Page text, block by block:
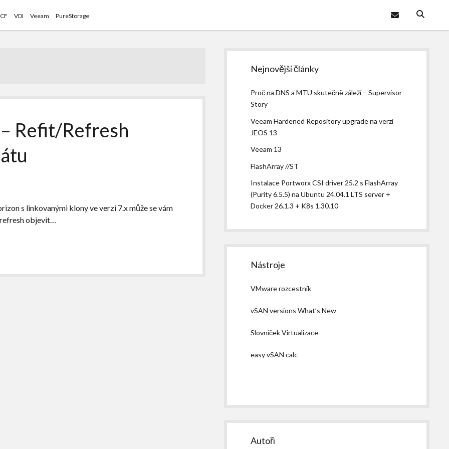
VDI Veeam PureStorage email
Refit/Refresh
s linkovanými klony ve verzi 7.x může se vám
refresh objevit…
Sidebar
Nejnovější články
Proč na DNS a MTU skutečně záleží – Supervisor
Story
Veeam Hardened Repository upgrade na verzi
JEOS 13
Veeam 13
FlashArray //ST
Instalace Portworx CSI driver 25.2 s FlashArray
(Purity 6.5.5) na Ubuntu 24.04.1 LTS server +
Docker 26.1.3 + K8s 1.30.10
Nástroje
VMware rozcestník
vSAN versions What’s New
Slovníček Virtualizace
easy vSAN calc
Autoři